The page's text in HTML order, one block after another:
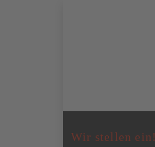
Wir stellen ein!